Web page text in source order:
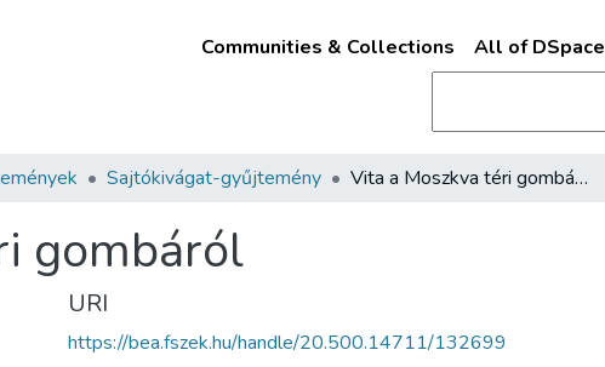
Communities & Collections All of DSpace
Sajtókivágat-gyűjtemény Vita a Moszkva téri gombáról
gombáról
URI
https://bea.fszek.hu/handle/20.500.14711/132699